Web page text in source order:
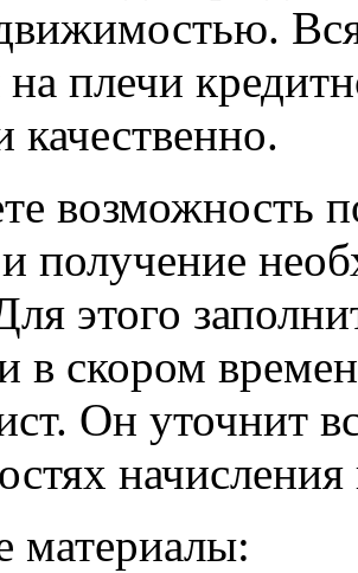
плечи
качественно.
возможность
получение
этого
в скором
Он уточнит
материалы: